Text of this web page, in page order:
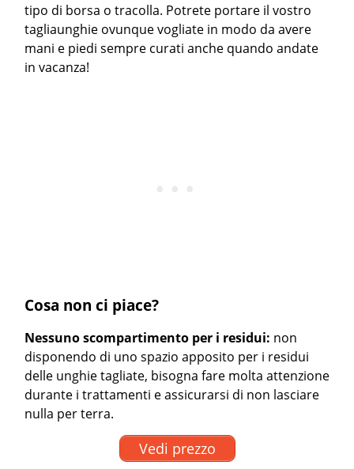
tipo di borsa o tracolla. Potrete portare il vostro
tagliaunghie ovunque vogliate in modo da avere
mani e piedi sempre curati anche quando andate
in vacanza!
Cosa non ci piace?
Nessuno scompartimento per i residui: non
disponendo di uno spazio apposito per i residui
delle unghie tagliate, bisogna fare molta attenzione
durante i trattamenti e assicurarsi di non lasciare
nulla per terra.
Vedi prezzo